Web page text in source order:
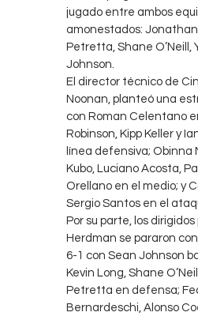
jugado entre ambos
amonestados: Jonathan
Petretta, Shane O’Neill,
Johnson.
El director técnico de
Noonan, planteó una
con Roman Celentano
Robinson, Kipp Keller y
línea defensiva; Obinna
Kubo, Luciano Acosta,
Orellano en el medio; y
Sergio Santos en el
Por su parte, los dirigidos
Herdman se pararon
6-1 con Sean Johnson
Kevin Long, Shane
Petretta en defensa;
Bernardeschi, Alonso